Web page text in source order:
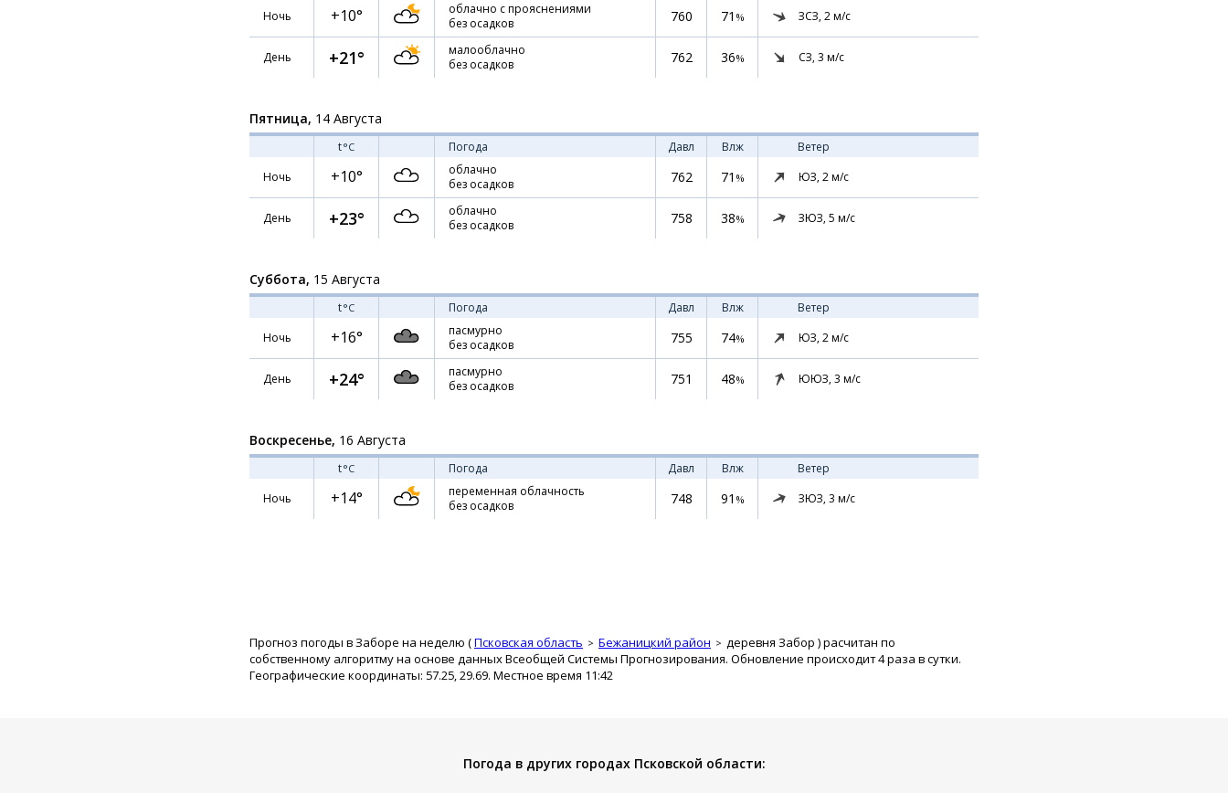
Ночь
+10°
облачно с прояснениями
без осадков
760 71 % ЗСЗ, 2м/с
День +21°
малооблачно
без осадков
762 36% СЗ, 3 м/с
Пятница, 14 Августа
t°C Погода Давл Влж
Ветер
Ночь
+10°
облачно
без осадков
762 71 % ЮЗ, 2м/с
День +23°
облачно
без осадков
758 38% ЗЮЗ, 5 м/с
Суббота, 15 Августа
t°C Погода Давл Влж
Ветер
Ночь
+16°
пасмурно
без осадков
755 74% ЮЗ, 2м/с
День +24°
пасмурно
без осадков
751 48% ЮЮЗ, 3 м/с
Воскресенье, 16 Августа
t°C Погода Давл Влж
Ветер
Ночь
+14°
переменная облачность
без осадков
748 91 % ЗЮЗ, 3 м/с
Прогноз погоды в Заборе на неделю (Псковская область Бежаницкий район деревня Забор ) расчитан по
собственному алгоритму на основе данных Всеобщей Системы Прогнозирования. Обновление происходит 4 раза в сутки.
Географические координаты: 57.25, 29.69. Местное время 11:42
Погода в других городах Псковской области: